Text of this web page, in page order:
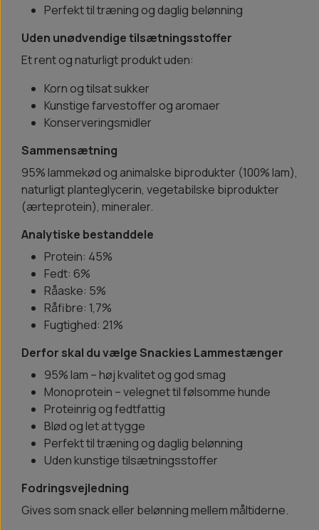
Perfekt til træning og daglig belønning
Uden unødvendige tilsætningsstoffer
Et rent og naturligt produkt uden:
Korn og tilsat sukker
Kunstige farvestoffer og aromaer
Konserveringsmidler
Sammensætning
95% lammekød og animalske biprodukter (100% lam),
naturligt planteglycerin, vegetabilske biprodukter
(ærteprotein), mineraler.
Analytiske bestanddele
Protein: 45%
Fedt: 6%
Råaske: 5%
Råfibre: 1,7%
Fugtighed: 21%
Derfor skal du vælge Snackies Lammestænger
95% lam – høj kvalitet og god smag
Monoprotein – velegnet til følsomme hunde
Proteinrig og fedtfattig
Blød og let at tygge
Perfekt til træning og daglig belønning
Uden kunstige tilsætningsstoffer
Fodringsvejledning
Gives som snack eller belønning mellem måltiderne.